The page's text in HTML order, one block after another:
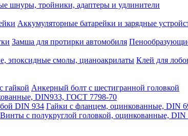
шнуры, тройники, адаптеры и удлинители
Аккумуляторные батарейки и зарядные
Замша для протирки автомобиля
эпоксидные смолы, цианоакрилаты Клей для
гайкой Анкерный болт с шестигранной головкой
DIN933, ГОСТ 7798-70
DIN 934 Гайки с фланцем, оцинкованные, DIN
Винты с полукруглой головкой, оцинкованные, DIN